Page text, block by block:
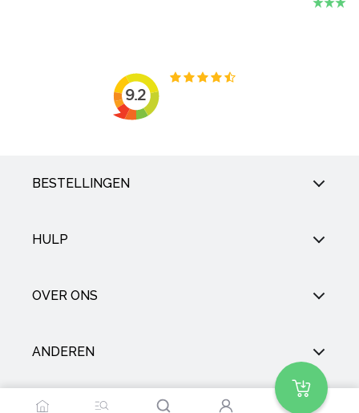
BESTELLINGEN
HULP
OVER ONS
ANDEREN
SOCIAL